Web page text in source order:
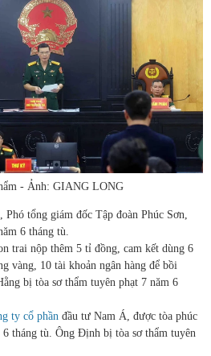
- Ảnh: GIANG LONG
tổng giám đốc Tập đoàn Phúc Sơn,
6 tháng tù.
trai nộp thêm 5 tỉ đồng, cam kết dùng 6
vàng, 10 tài khoản ngân hàng để bồi
bị tòa sơ thẩm tuyên phạt 7 năm 6
ty cổ phần đầu tư Nam Á, được tòa phúc
tháng tù. Ông Định bị tòa sơ thẩm tuyên